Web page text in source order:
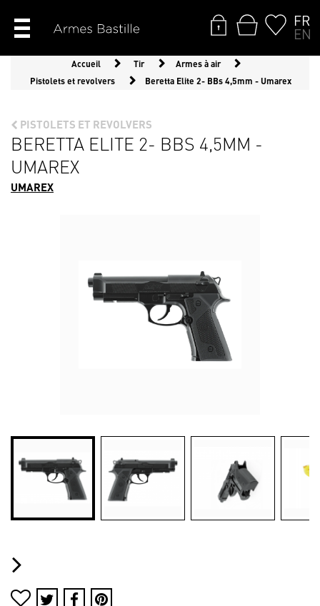
FR
EN
Accueil Tir
Armes à air
Pistolets et revolvers
Beretta Elite 2- BBs 4,5mm - Umarex
PISTOLETS ET REVOLVERS
BERETTA ELITE 2- BBS 4,5MM -
UMAREX
UMAREX